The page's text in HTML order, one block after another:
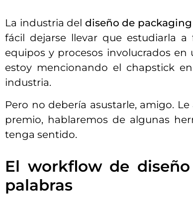
La industria del diseño de packaging
fácil dejarse llevar que estudiarla
equipos y procesos involucrados
estoy mencionando el chapstick
industria.
Pero no debería asustarle, amigo.
premio, hablaremos de algunas
tenga sentido.
El workflow de
palabras